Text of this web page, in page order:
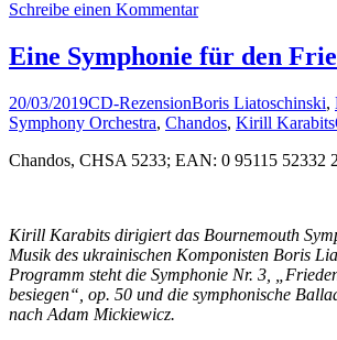
Schreibe einen Kommentar
Eine Symphonie für den
20/03/2019CD-RezensionBoris Liatoschinski,
Symphony Orchestra, Chandos, Kirill Karabits
Chandos, CHSA 5233; EAN: 0 95115 52332 2
Kirill Karabits dirigiert das Bournemouth
Musik des ukrainischen Komponisten Boris
Programm steht die Symphonie Nr. 3,
besiegen“, op. 50 und die symphonische
nach Adam Mickiewicz.